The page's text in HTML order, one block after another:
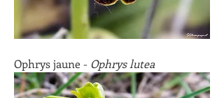
Ophrys jaune - Ophrys lutea